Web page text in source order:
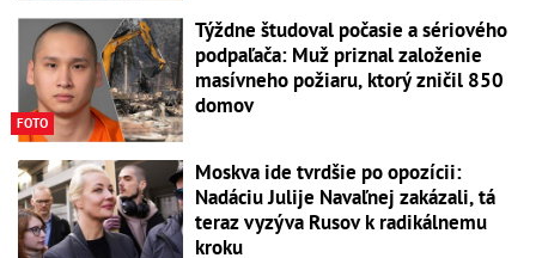
FOTO
Týždne študoval počasie a sériového
podpaľača: Muž priznal založenie
masívneho požiaru, ktorý zničil 850
domov
Moskva ide tvrdšie po opozícii:
Nadáciu Julije Navaľnej zakázali, tá
teraz vyzýva Rusov k radikálnemu
kroku